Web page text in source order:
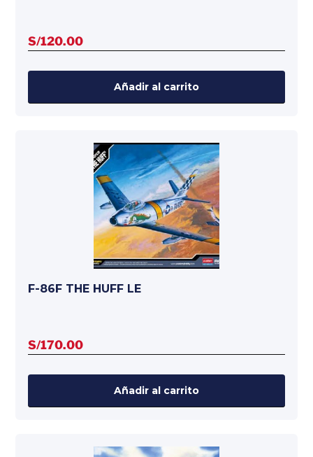
S/120.00
Añadir al carrito
F-86F THE HUFF LE
S/170.00
Añadir al carrito